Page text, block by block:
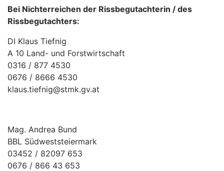
Bei Nichterreichen der Rissbegutachterin / des
Rissbegutachters:
DI Klaus Tiefnig
A 10 Land- und Forstwirtschaft
0316 / 877 4530
0676 / 8666 4530
klaus.tiefnig@stmk.gv.at
Mag. Andrea Bund
BBL Südweststeiermark
03452 / 82097 653
0676 / 866 43 653